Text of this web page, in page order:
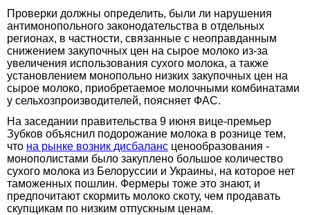
Проверки должны определить, были ли нарушения
антимонопольного законодательства в отдельных
регионах, в частности, связанные с неоправданным
снижением закупочных цен на сырое молоко из-за
увеличения использования сухого молока, а также
установлением монопольно низких закупочных цен на
сырое молоко, приобретаемое молочными комбинатами
у сельхозпроизводителей, поясняет ФАС.
На заседании правительства 9 июня вице-премьер
Зубков объяснил подорожание молока в рознице тем,
что на рынке возник дисбаланс ценообразования -
монополистами было закуплено большое количество
сухого молока из Белоруссии и Украины, на которое нет
таможенных пошлин. Фермеры тоже это знают, и
предпочитают скормить молоко скоту, чем продавать
скупщикам по низким отпускным ценам.